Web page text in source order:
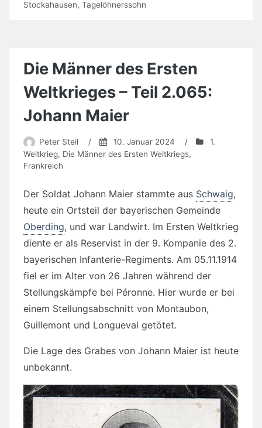
Stockahausen, Tagelöhnerssohn
Die Männer des Ersten
Weltkrieges – Teil 2.065:
Johann Maier
Peter Steil / 10. Januar 2024 /
1.
Weltkrieg, Die Männer des Ersten Weltkriegs,
Frankreich
Der Soldat Johann Maier stammte aus Schwaig,
heute ein Ortsteil der bayerischen Gemeinde
Oberding, und war Landwirt. Im Ersten Weltkrieg
diente er als Reservist in der 9. Kompanie des 2.
bayerischen Infanterie-Regiments. Am 05.11.1914
fiel er im Alter von 26 Jahren während der
Stellungskämpfe bei Péronne. Hier wurde er bei
einem Stellungsabschnitt von Montaubon,
Guillemont und Longueval getötet.
Die Lage des Grabes von Johann Maier ist heute
unbekannt.